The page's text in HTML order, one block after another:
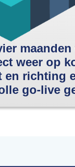
maanden
weer op
en richting
go-live